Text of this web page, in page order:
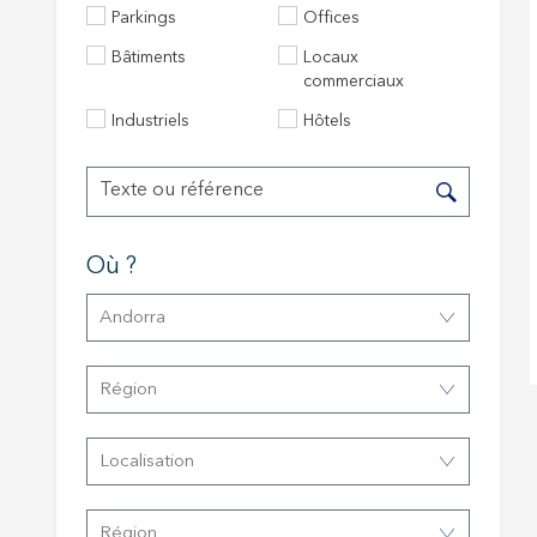
Parkings Offices
Bâtiments
Locaux
commerciaux
Industriels Hôtels
Où ?
Andorra
Région
Localisation
Ce